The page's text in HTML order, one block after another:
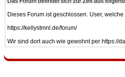
Dieses Forum ist geschlossen. User,
https://kellystmnl.de/forum/
Wir sind dort auch wie gewohnt per https://